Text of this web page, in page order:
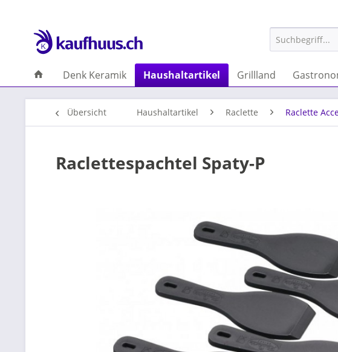
Denk Keramik Haushaltartikel Grillland
Übersicht Haushaltartikel Raclette Raclette
Raclettespachtel Spaty-P